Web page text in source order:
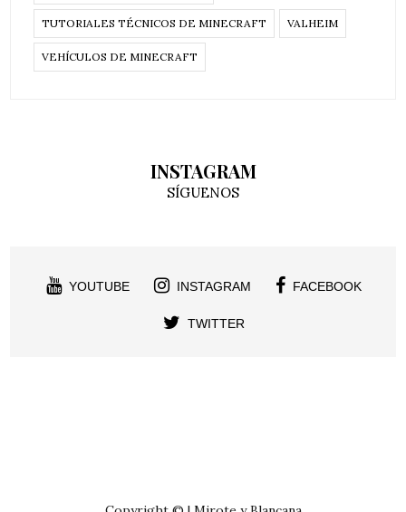
TUTORIALES TÉCNICOS DE MINECRAFT VALHEIM
VEHÍCULOS DE MINECRAFT
INSTAGRAM
SÍGUENOS
YOUTUBE INSTAGRAM FACEBOOK
TWITTER